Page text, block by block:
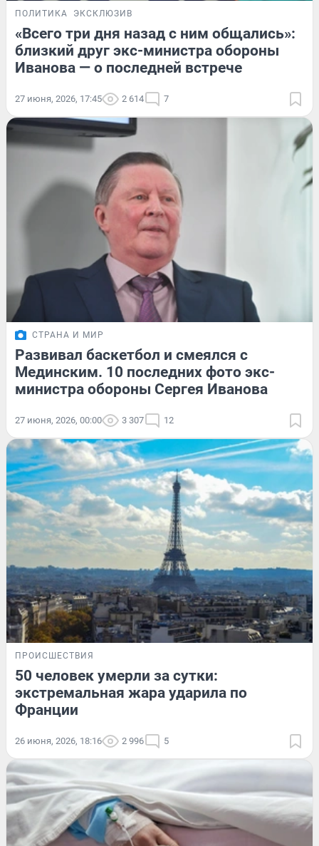
ПОЛИТИКА ЭКСКЛЮЗИВ
«Всего три дня назад с ним общались»:
близкий друг экс-министра обороны
Иванова — о последней встрече
27 июня, 2026, 17:45 2 614 7
СТРАНА И МИР
Развивал баскетбол и смеялся с
Мединским. 10 последних фото экс-
министра обороны Сергея Иванова
27 июня, 2026, 00:00 3 307 12
ПРОИСШЕСТВИЯ
50 человек умерли за сутки:
экстремальная жара ударила по
Франции
26 июня, 2026, 18:16 2 996 5